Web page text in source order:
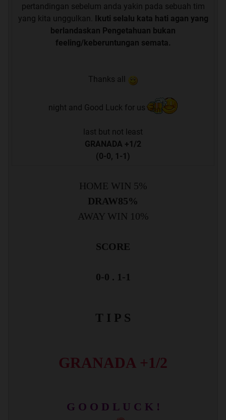
pertandingan sebelum anda yakin pada sebuah tim
yang kita unggulkan. Ikuti selalu kata hati agan yang
berlandaskan Pengetahuan bukan
feeling/keberuntungan semata.
Thanks all
night and Good Luck for us
last but not least
GRANADA +1/2
(0-0, 1-1)
HOME WIN 5%
DRAW85%
AWAY WIN 10%
SCORE
0-0 . 1-1
T I P S
GRANADA +1/2
G O O D L U C K !